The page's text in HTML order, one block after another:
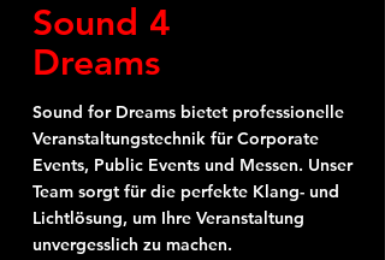
Sound 4
Dreams
Sound for Dreams bietet professionelle
Veranstaltungstechnik für Corporate
Events, Public Events und Messen. Unser
Team sorgt für die perfekte Klang- und
Lichtlösung, um Ihre Veranstaltung
unvergesslich zu machen.